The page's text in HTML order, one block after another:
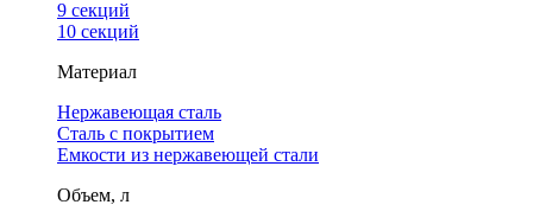
9 секций
10 секций
Материал
Нержавеющая сталь
Сталь с покрытием
Емкости из нержавеющей стали
Объем, л